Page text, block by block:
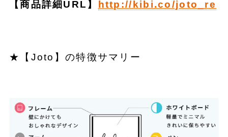
【商品詳細URL】 http://kibi.co/joto_re
★【Joto】の特徴サマリー